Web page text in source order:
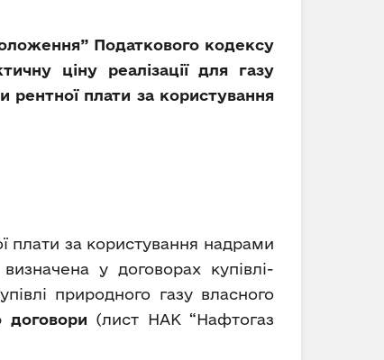
Податкового кодексу
ціну реалізації для газу
рентної плати за користування
плати за користування надрами
у договорах купівлі-
природного газу власного
(лист НАК “Нафтогаз